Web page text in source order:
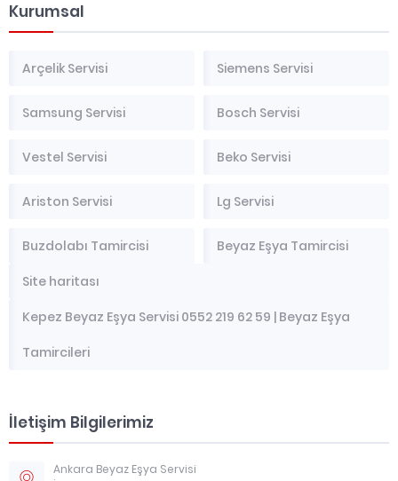
Kurumsal
Arçelik Servisi Siemens Servisi
Samsung Servisi Bosch Servisi
Vestel Servisi Beko Servisi
Ariston Servisi Lg Servisi
Buzdolabı Tamircisi
Beyaz Eşya Tamircisi
Site haritası
Kepez Beyaz Eşya Servisi 0552 219 62 59 | Beyaz Eşya
Tamircileri
İletişim Bilgilerimiz
Ankara Beyaz Eşya Servisi